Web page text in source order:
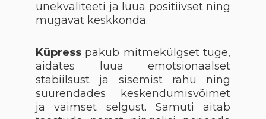
unekvaliteeti ja luua positiivset ning
mugavat keskkonda.
Küpress pakub mitmekülgset tuge,
aidates luua emotsionaalset
stabiilsust ja sisemist rahu ning
suurendades keskendumisvõimet
ja vaimset selgust. Samuti aitab